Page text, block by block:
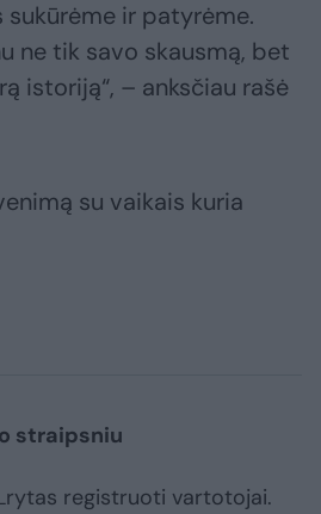
ir patyrėme.
ne tik savo skausmą, bet
istoriją“, – anksčiau rašė
su vaikais kuria
straipsniu
registruoti vartotojai.